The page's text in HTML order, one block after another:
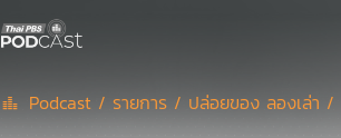
Podcast / รายการ / ปล่อยของ ลองเล่า /